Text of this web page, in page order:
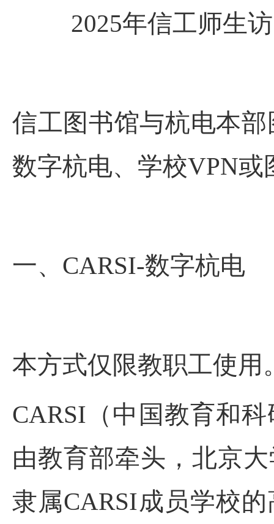
2025年信工师生
信工图书馆与杭电本
数字杭电、 学校VPN或
一、 CARSI-数字杭电
本方式仅限教职工使用
CARSI （中国教育和
由教育部牵头，北京
隶属CARSI成员学校